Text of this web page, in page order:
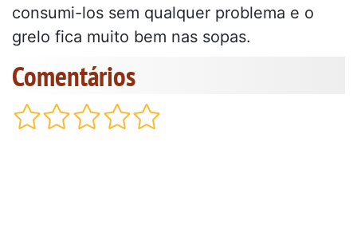
consumi-los sem qualquer problema e o
grelo fica muito bem nas sopas.
Comentários